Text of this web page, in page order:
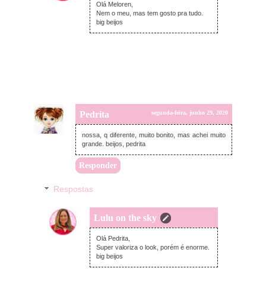
Olá Meloren,
Nem o meu, mas tem gosto pra tudo.
big beijos
Pedrita segunda-feira, junho 29, 2020
nossa, q diferente, muito bonito, mas achei muito
grande. beijos, pedrita
Responder
Respostas
Lulu on the sky
segunda-feira, junho 29, 2020
Olá Pedrita,
Super valoriza o look, porém é enorme.
big beijos